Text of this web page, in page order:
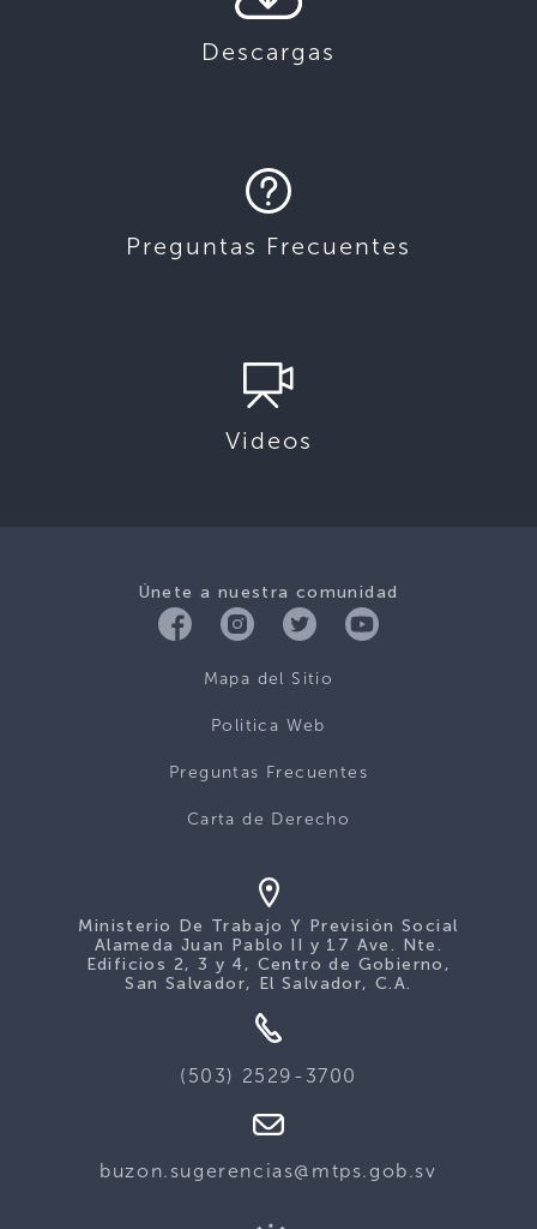
Descargas
Preguntas Frecuentes
Videos
Únete a nuestra comunidad
Mapa del Sitio
Politica Web
Preguntas Frecuentes
Carta de Derecho
Ministerio De Trabajo Y Previsión Social
Alameda Juan Pablo II y 17 Ave. Nte.
Edificios 2, 3 y 4, Centro de Gobierno,
San Salvador, El Salvador, C.A.
(503) 2529-3700
buzon.sugerencias@mtps.gob.sv